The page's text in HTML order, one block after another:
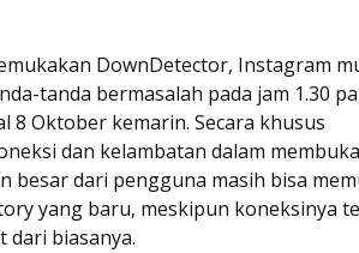
DownDetector, Instagram
tanda bermasalah pada jam 1.30
8 Oktober kemarin. Secara khusus
dan kelambatan dalam membuka
besar dari pengguna masih bisa
yang baru, meskipun koneksinya
dari biasanya.